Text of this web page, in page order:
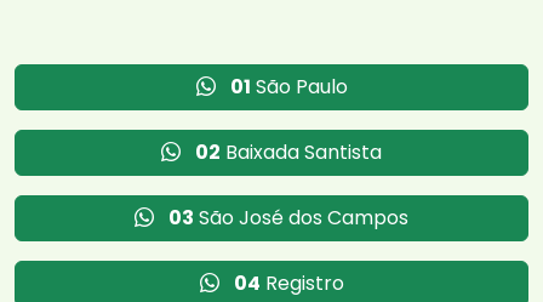
01 São Paulo
02 Baixada Santista
03 São José dos Campos
04 Registro